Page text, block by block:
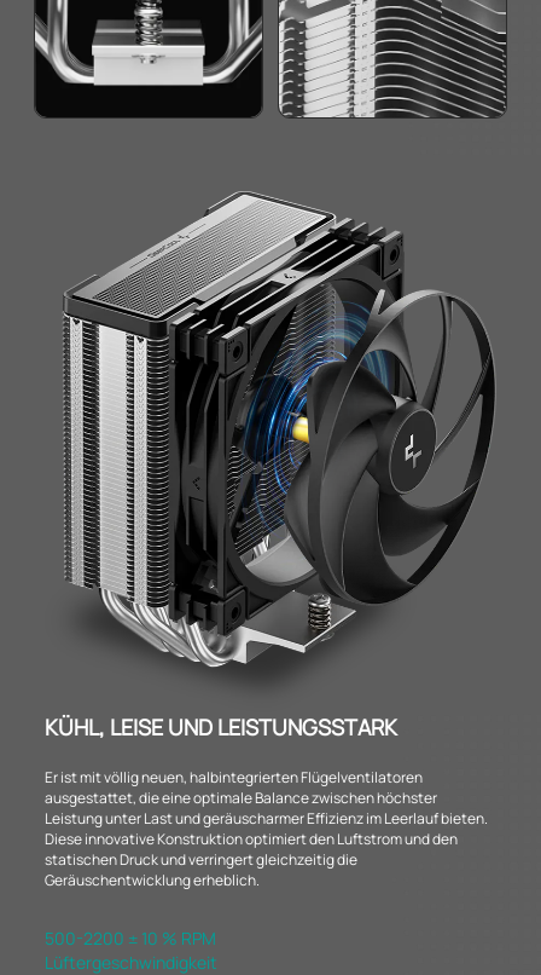
KÜHL, LEISE UND LEISTUNGSSTARK
Er ist mit völlig neuen, halbintegrierten Flügelventilatoren
ausgestattet, die eine optimale Balance zwischen höchster
Leistung unter Last und geräuscharmer Effizienz im Leerlauf bieten.
Diese innovative Konstruktion optimiert den Luftstrom und den
statischen Druck und verringert gleichzeitig die
Geräuschentwicklung erheblich.
500-2200 ± 10 % RPM
Lüftergeschwindigkeit